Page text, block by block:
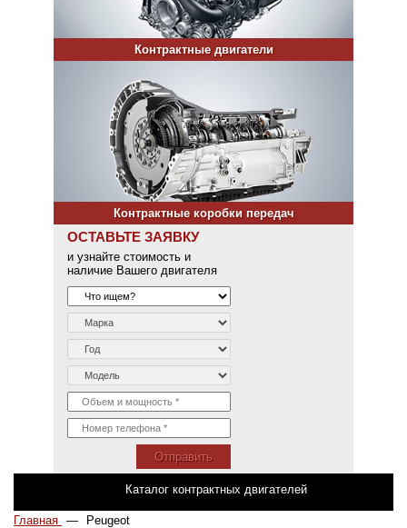
Контрактные двигатели
Контрактные коробки передач
ОСТАВЬТЕ ЗАЯВКУ
и узнайте стоимость и
наличие Вашего двигателя
Отправить
Каталог контрактных двигателей
Главная — Peugeot